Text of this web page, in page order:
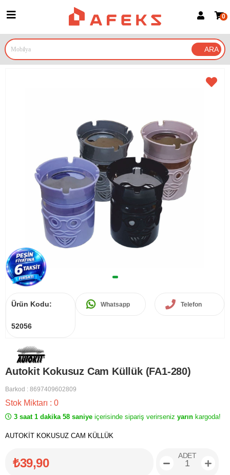
Google İle Bağlan
0
Ürün Kodu:
52056
Whatsapp Telefon
Autokit Kokusuz Cam Küllük (FA1-280)
Barkod : 8697409602809
Stok Miktarı : 0
3 saat 1 dakika 58 saniye içerisinde sipariş verirseniz yarın kargoda!
AUTOKİT KOKUSUZ CAM KÜLLÜK
₺39,90
ADET